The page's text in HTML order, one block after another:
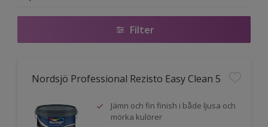
Filter
Nordsjö Professional Rezisto Easy Clean 5
Jämn och fin finish i både ljusa och
mörka kulörer